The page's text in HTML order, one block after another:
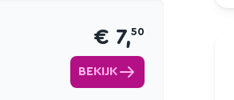
€ 7,50
BEKIJK